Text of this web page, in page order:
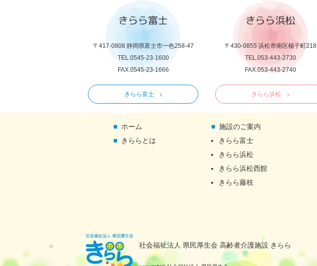
きらら富士
〒417-0808 静岡県富士市一色258-47
TEL.0545-23-1600
FAX.0545-23-1666
きらら富士
きらら浜松
〒430-0855 浜松市南区楊子町218
TEL.053-443-2730
FAX.053-443-2740
きらら浜松
ホーム
きららとは
施設のご案内
きらら富士
きらら浜松
きらら浜松西館
きらら藤枝
社会福祉法人 県民厚生会 高齢者介護施設 きらら